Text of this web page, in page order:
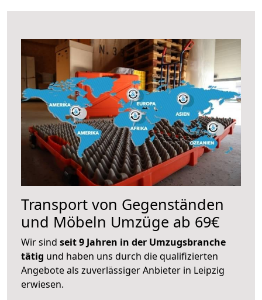
Transport von Gegenständen
und Möbeln Umzüge ab 69€
Wir sind seit 9 Jahren in der Umzugsbranche
tätig und haben uns durch die qualifizierten
Angebote als zuverlässiger Anbieter in Leipzig
erwiesen.